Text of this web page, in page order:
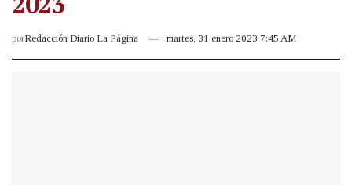
porRedacción Diario La Página martes, 31 enero 2023 7:45 AM